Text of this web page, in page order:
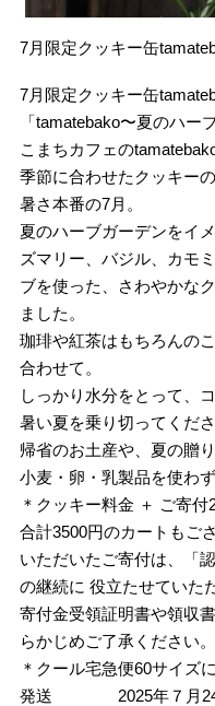
7月限定クッキー缶
7月限定クッキー缶
「tamatebako〜夏のハー
こまちカフェの
季節に合わせたクッキーの
暑さ本番の7月。
夏のハーブガーデンをイ
ズマリー、バジル、カモ
ブを使った、さわやかな
ました。
珈琲や紅茶はもちろんの
合わせて。
しっかり水分をとって、
暑い夏を乗り切ってくださ
帰省のお土産や、夏の贈
小麦・卵・乳製品を使わ
＊クッキー料金 ＋ ご寄
合計3500円のカートもご
いただいたご寄付は、「
の継続に 役立たせていた
寄付金受領証明書や領収
らかじめご了承ください。
＊クール宅急便60サイズ
発送 2025年７月24